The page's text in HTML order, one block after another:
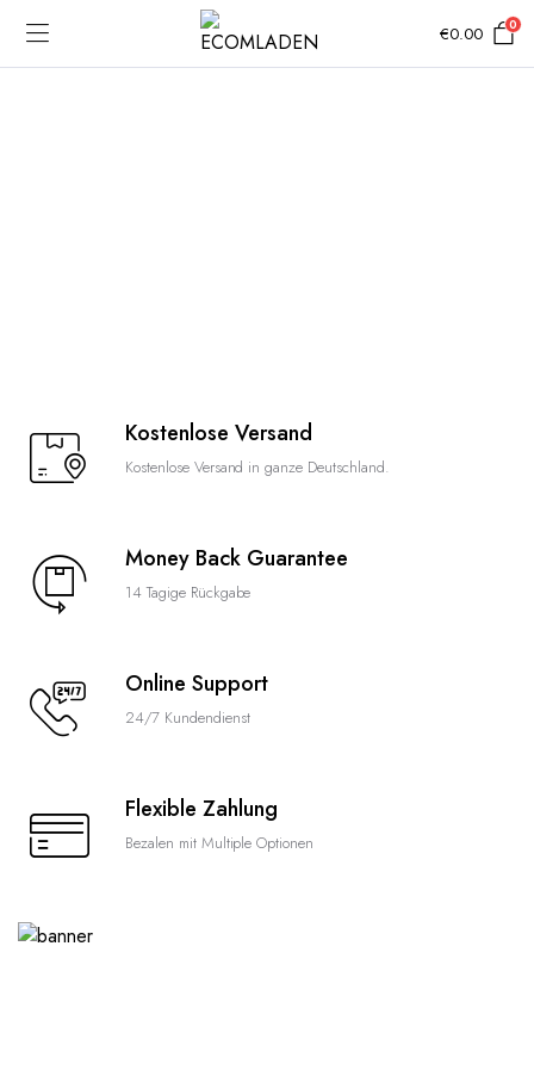
€0.00 0
Kostenlose Versand
Kostenlose Versand in ganze Deutschland.
Money Back Guarantee
14 Tagige Rückgabe
Online Support
24/7 Kundendienst
Flexible Zahlung
Bezalen mit Multiple Optionen